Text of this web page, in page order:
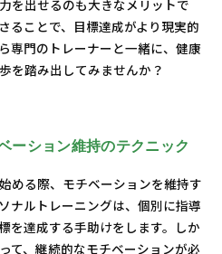
を出せるのも大きなメリットで
ることで、目標達成がより現実的
専門のトレーナーと一緒に、健康
を踏み出してみませんか？
ーション維持のテクニック
める際、モチベーションを維持す
ナルトレーニングは、個別に指導
を達成する手助けをします。しか
て、継続的なモチベーションが必